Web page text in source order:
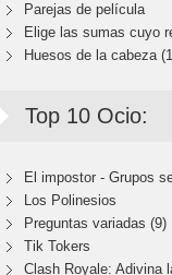
Parejas de película
Elige las sumas cuyo
Huesos de la cabeza
Top 10 Ocio:
El impostor - Grupos
Los Polinesios
Preguntas variadas (9)
Tik Tokers
Clash Royale: Adivina